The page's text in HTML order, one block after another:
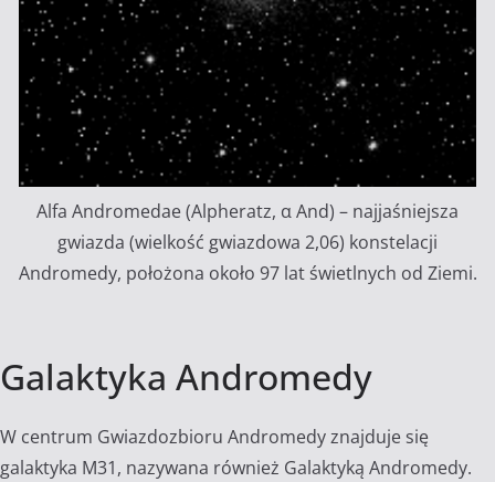
Alfa Andromedae (Alpheratz, α And) – najjaśniejsza
gwiazda (wielkość gwiazdowa 2,06) konstelacji
Andromedy, położona około 97 lat świetlnych od Ziemi.
Galaktyka Andromedy
W centrum Gwiazdozbioru Andromedy znajduje się
galaktyka M31, nazywana również Galaktyką Andromedy.